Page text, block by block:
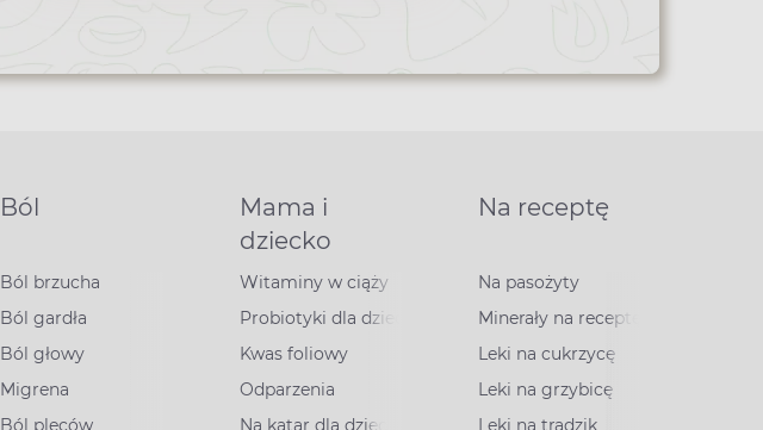
Ból
Ból brzucha
Ból gardła
Ból głowy
Migrena
Ból pleców
Mama i
dziecko
Witaminy w ciąży
Probiotyki dla dzieci
Kwas foliowy
Odparzenia
Na katar dla dzieci
Na receptę
Na pasożyty
Minerały na receptę
Leki na cukrzycę
Leki na grzybicę
Leki na trądzik